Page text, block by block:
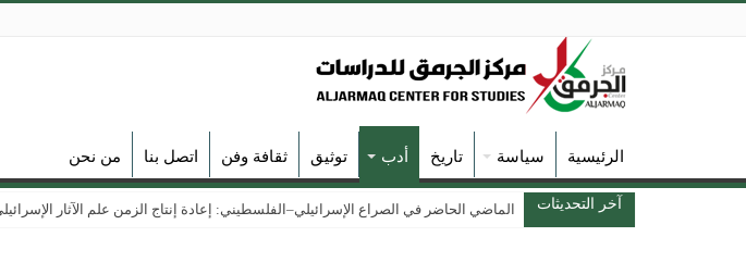
الرئيسية سياسة تاريخ أدب توثيق ثقافة وفن اتصل بنا من نحن
آخر التحديثات الماضي الحاضر في الصراع الإسرائيلي–الفلسطيني: إعادة إنتاج الزمن علم الآثار